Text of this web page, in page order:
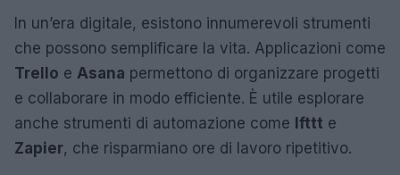
In un’era digitale, esistono innumerevoli strumenti
che possono semplificare la vita. Applicazioni come
Trello e Asana permettono di organizzare progetti
e collaborare in modo efficiente. È utile esplorare
anche strumenti di automazione come Ifttt e
Zapier, che risparmiano ore di lavoro ripetitivo.